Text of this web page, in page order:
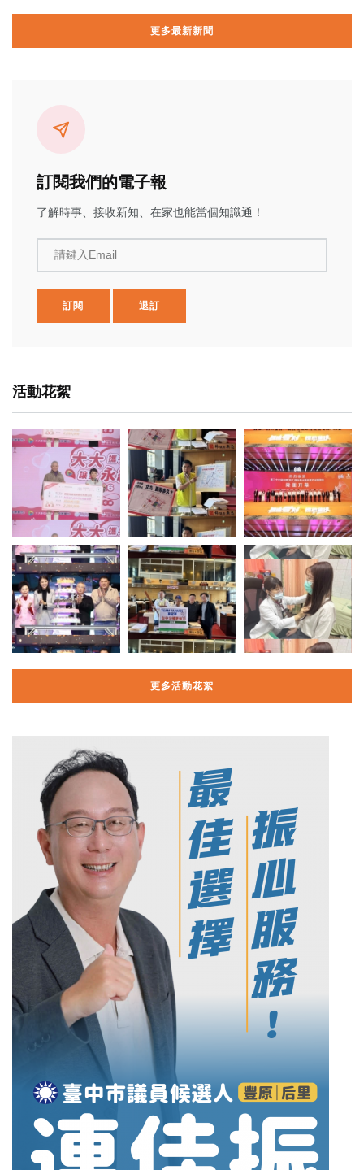
更多最新新聞
訂閱我們的電子報
了解時事、接收新知、在家也能當個知識通！
請鍵入Email
訂閱 退訂
活動花絮
更多活動花絮